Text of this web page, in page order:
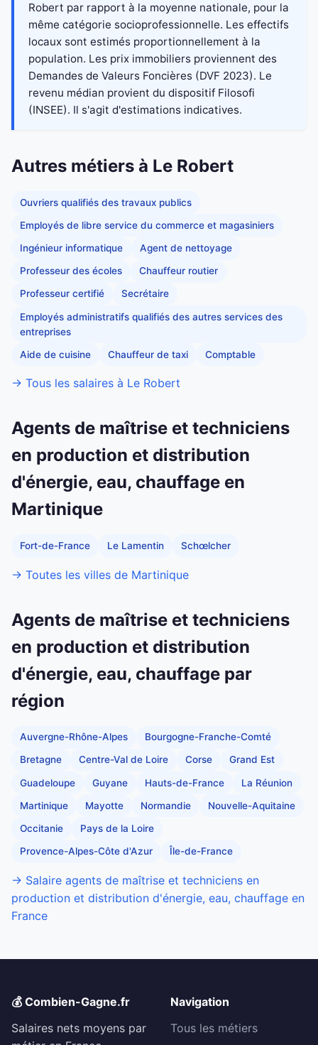
Robert par rapport à la moyenne nationale, pour la
même catégorie socioprofessionnelle. Les effectifs
locaux sont estimés proportionnellement à la
population. Les prix immobiliers proviennent des
Demandes de Valeurs Foncières (DVF 2023). Le
revenu médian provient du dispositif Filosofi
(INSEE). Il s'agit d'estimations indicatives.
Autres métiers à Le Robert
Ouvriers qualifiés des travaux publics
Employés de libre service du commerce et magasiniers
Ingénieur informatique Agent de nettoyage
Professeur des écoles Chauffeur routier
Professeur certifié Secrétaire
Employés administratifs qualifiés des autres services des
entreprises
Aide de cuisine Chauffeur de taxi Comptable
→ Tous les salaires à Le Robert
Agents de maîtrise et techniciens
en production et distribution
d'énergie, eau, chauffage en
Martinique
Fort-de-France Le Lamentin Schœlcher
→ Toutes les villes de Martinique
Agents de maîtrise et techniciens
en production et distribution
d'énergie, eau, chauffage par
région
Auvergne-Rhône-Alpes Bourgogne-Franche-Comté
Bretagne Centre-Val de Loire Corse Grand Est
Guadeloupe Guyane Hauts-de-France La Réunion
Martinique Mayotte Normandie Nouvelle-Aquitaine
Occitanie Pays de la Loire
Provence-Alpes-Côte d'Azur Île-de-France
→ Salaire agents de maîtrise et techniciens en
production et distribution d'énergie, eau, chauffage en
France
💰 Combien-Gagne.fr
Salaires nets moyens par
Navigation
Tous les métiers